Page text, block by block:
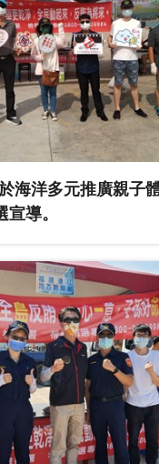
海洋多元推廣親子
宣導。